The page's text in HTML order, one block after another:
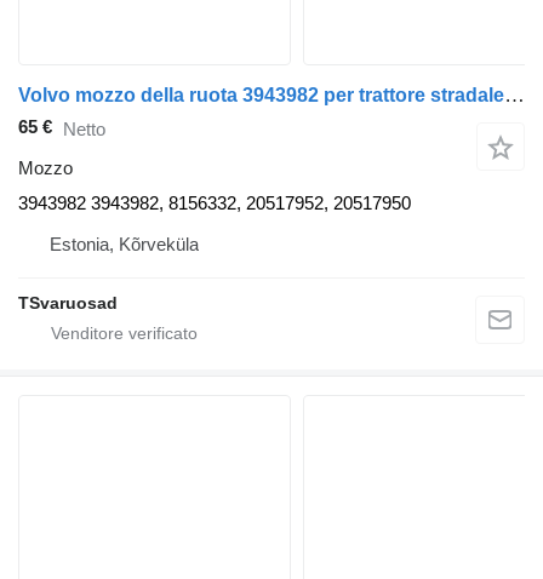
Volvo mozzo della ruota 3943982 per trattore stradale Volvo FH12
65 € Netto
Mozzo
3943982 3943982, 8156332, 20517952, 20517950
Estonia, Kõrveküla
TSvaruosad